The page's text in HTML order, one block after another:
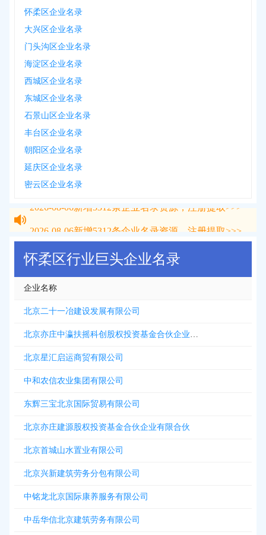
怀柔区企业名录
大兴区企业名录
门头沟区企业名录
海淀区企业名录
西城区企业名录
东城区企业名录
石景山区企业名录
丰台区企业名录
朝阳区企业名录
延庆区企业名录
密云区企业名录
怀柔区行业巨头企业名录
企业名称
北京二十一冶建设发展有限公司
北京亦庄中瀛扶摇科创股权投资基金合伙企业有限合伙
北京星汇启运商贸有限公司
中和农信农业集团有限公司
东辉三宝北京国际贸易有限公司
北京亦庄建源股权投资基金合伙企业有限合伙
北京首城山水置业有限公司
北京兴新建筑劳务分包有限公司
中铭龙北京国际康养服务有限公司
中岳华信北京建筑劳务有限公司